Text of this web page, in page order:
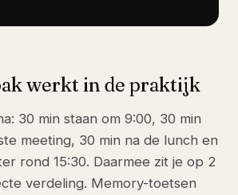
werkt in de praktijk
30 min staan om 9:00, 30 min
meeting, 30 min na de lunch en
rond 15:30. Daarmee zit je op 2
verdeling. Memory-toetsen